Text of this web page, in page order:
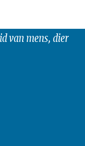
van mens, dier